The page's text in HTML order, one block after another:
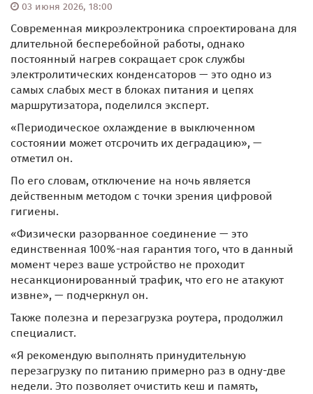
03 июня 2026, 18:00
Современная микроэлектроника спроектирована для
длительной бесперебойной работы, однако
постоянный нагрев сокращает срок службы
электролитических конденсаторов — это одно из
самых слабых мест в блоках питания и цепях
маршрутизатора, поделился эксперт.
«Периодическое охлаждение в выключенном
состоянии может отсрочить их деградацию», —
отметил он.
По его словам, отключение на ночь является
действенным методом с точки зрения цифровой
гигиены.
«Физически разорванное соединение — это
единственная 100%-ная гарантия того, что в данный
момент через ваше устройство не проходит
несанкционированный трафик, что его не атакуют
извне», — подчеркнул он.
Также полезна и перезагрузка роутера, продолжил
специалист.
«Я рекомендую выполнять принудительную
перезагрузку по питанию примерно раз в одну-две
недели. Это позволяет очистить кеш и память,